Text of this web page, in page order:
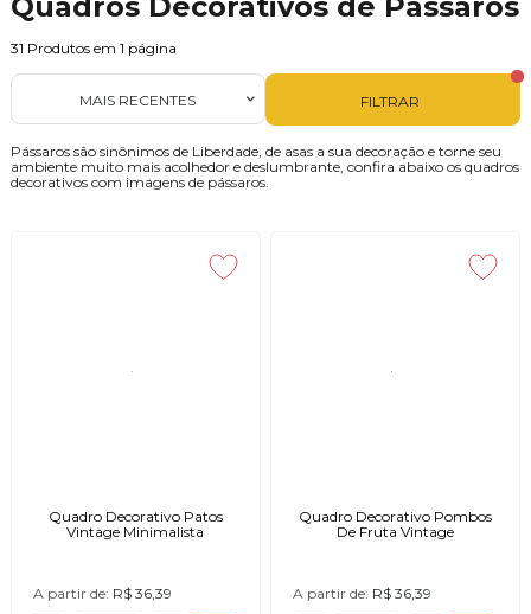
31 Produtos em 1 página
FILTRAR
MAIS RECENTES
Pássaros são sinônimos de Liberdade, de asas a sua decoração e torne seu
ambiente muito mais acolhedor e deslumbrante, confira abaixo os quadros
decorativos com imagens de pássaros.
Quadro Decorativo Patos
Vintage Minimalista
A partir de: R$ 36,39
Quadro Decorativo Pombos
De Fruta Vintage
A partir de: R$ 36,39